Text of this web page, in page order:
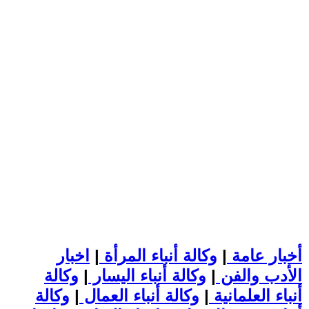
أخبار عامة | وكالة أنباء المرأة | اخبار
الأدب والفن | وكالة أنباء اليسار | وكالة
أنباء العلمانية | وكالة أنباء العمال | وكالة